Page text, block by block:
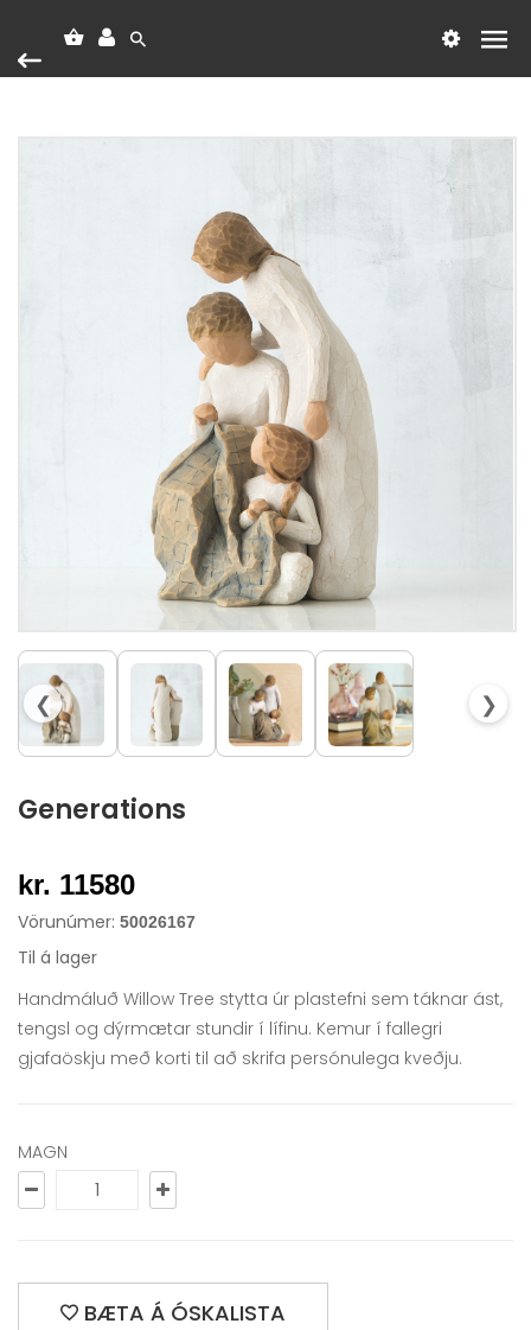
Heim Vörumerki Willow Tree Generations
❮ ❯
Generations
kr. 11580
Vörunúmer: 50026167
Til á lager
Handmáluð Willow Tree stytta úr plastefni sem táknar ást,
tengsl og dýrmætar stundir í lífinu. Kemur í fallegri
gjafaöskju með korti til að skrifa persónulega kveðju.
MAGN
BÆTA Á ÓSKALISTA